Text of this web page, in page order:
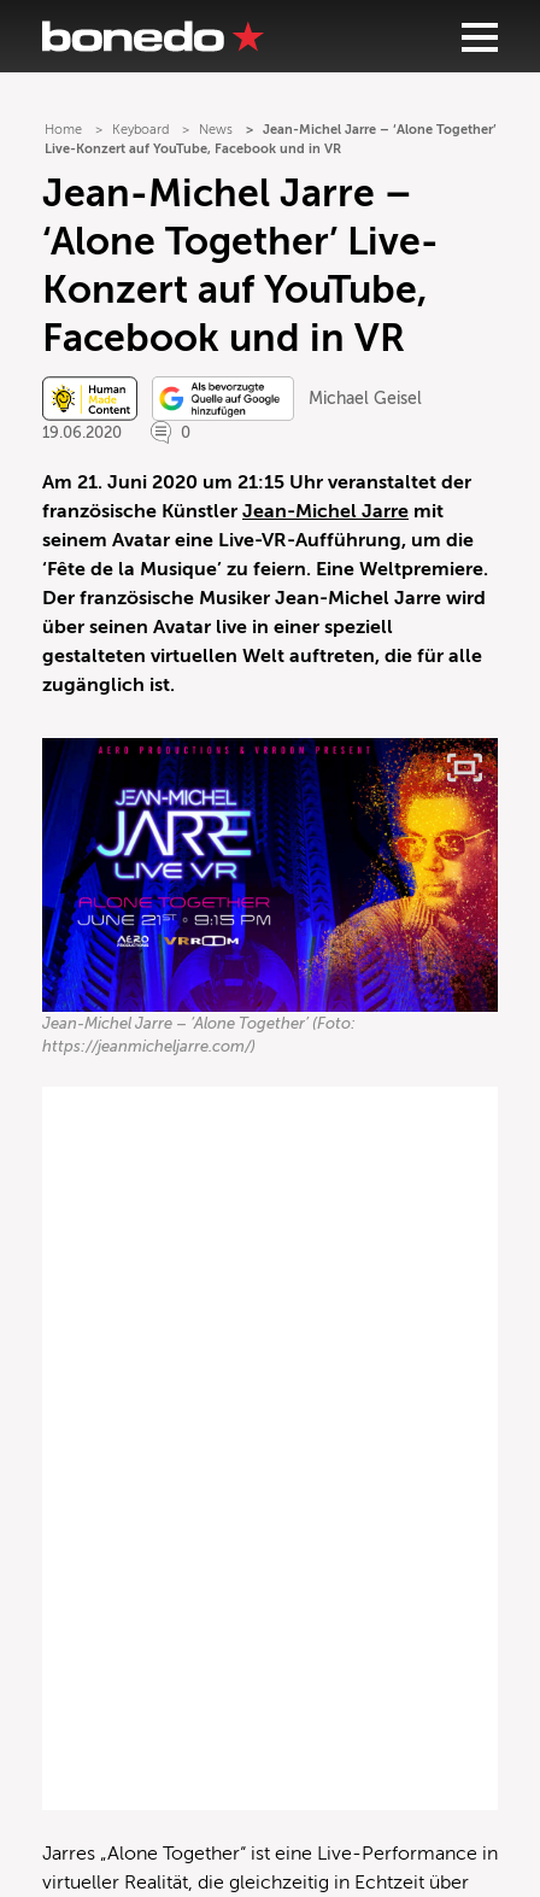
Home Keyboard News
Jean-Michel Jarre – ‘Alone Together’
Live-Konzert auf YouTube, Facebook und in VR
Jean-Michel Jarre –
‘Alone Together’ Live-
Konzert auf YouTube,
Facebook und in VR
Michael Geisel
19.06.2020
0
Am 21. Juni 2020 um 21:15 Uhr veranstaltet der
französische Künstler Jean-Michel Jarre mit
seinem Avatar eine Live-VR-Aufführung, um die
‘Fête de la Musique’ zu feiern. Eine Weltpremiere.
Der französische Musiker Jean-Michel Jarre wird
über seinen Avatar live in einer speziell
gestalteten virtuellen Welt auftreten, die für alle
zugänglich ist.
Jean-Michel Jarre – ‘Alone Together’ (Foto:
https://jeanmicheljarre.com/)
Jarres „Alone Together“ ist eine Live-Performance in
virtueller Realität, die gleichzeitig in Echtzeit über